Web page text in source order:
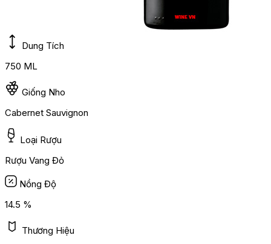
Dung Tích
750 ML
Giống Nho
Cabernet Sauvignon
Loại Rượu
Rượu Vang Đỏ
Nồng Độ
14.5 %
Thương Hiệu